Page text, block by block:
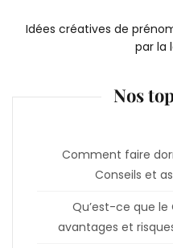
l’article
Idées créatives de
par la
Nos
Comment faire
Conseils et
Qu’est-ce que
avantages et